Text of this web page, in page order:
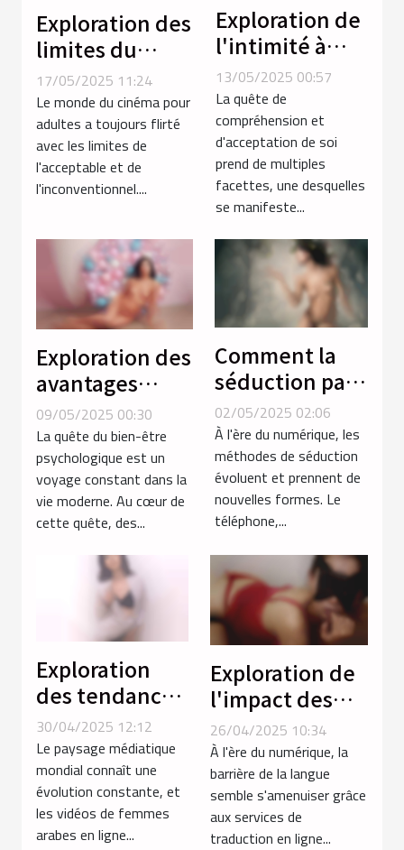
Exploration des
limites du
porno extrême
avec des
thèmes non
conventionnels
17/05/2025 11:24
Le monde du cinéma pour
adultes a toujours flirté
avec les limites de
l'acceptable et de
l'inconventionnel....
Exploration de
l'intimité à
travers les
services
téléphoniques
transgenres
13/05/2025 00:57
La quête de
compréhension et
d'acceptation de soi
prend de multiples
facettes, une desquelles
se manifeste...
Exploration des
avantages
psychologiques
des poupées
réalistes pour
adultes
09/05/2025 00:30
La quête du bien-être
psychologique est un
voyage constant dans la
vie moderne. Au cœur de
cette quête, des...
Comment la
séduction par
téléphone
réinvente les
rencontres
intimes
02/05/2025 02:06
À l'ère du numérique, les
méthodes de séduction
évoluent et prennent de
nouvelles formes. Le
téléphone,...
Exploration
des tendances
en vidéos de
femmes arabes
30/04/2025 12:12
Le paysage médiatique
mondial connaît une
évolution constante, et
les vidéos de femmes
arabes en ligne...
Exploration de
l'impact des
services de
traduction en
ligne sur la
communication
globale
26/04/2025 10:34
À l'ère du numérique, la
barrière de la langue
semble s'amenuiser grâce
aux services de
traduction en ligne...